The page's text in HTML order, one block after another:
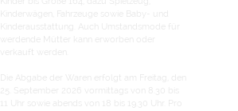
Kinderwägen, Fahrzeuge sowie Baby- und
Kinderausstattung. Auch Umstandsmode für
werdende Mütter kann erworben oder
verkauft werden.
Die Abgabe der Waren erfolgt am Freitag, den
25. September 2026 vormittags von 8.30 bis
11 Uhr sowie abends von 18 bis 19.30 Uhr. Pro